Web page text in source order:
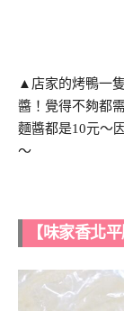
▲店家的烤鴨一
醬！覺得不夠都
麵醬都是10元～
～
【味家香北